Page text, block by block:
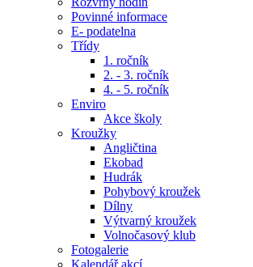
Povinné informace
E- podatelna
Třídy
1. ročník
2. - 3. ročník
4. - 5. ročník
Enviro
Akce školy
Kroužky
Angličtina
Ekobad
Hudrák
Pohybový kroužek
Dílny
Výtvarný kroužek
Volnočasový klub
Fotogalerie
Kalendář akcí